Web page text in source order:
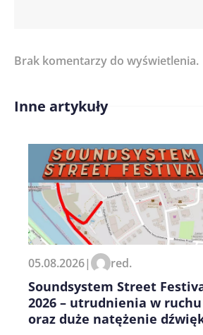
Imię/ Nick*
Brak komentarzy do wyświetlenia.
Inne artykuły
05.08.2026| red.
Soundsystem Street
2026 – utrudnienia w ruchu
oraz duże natężenie